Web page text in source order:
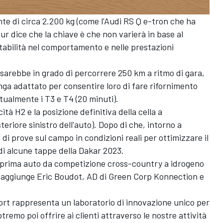
di circa 2.200 kg (come l'Audi RS Q e-tron che ha
dice che la chiave è che non varierà in base al
nel comportamento e nelle prestazioni
in grado di percorrere 250 km a ritmo di gara,
adattato per consentire loro di fare rifornimento
i T3 e T4 (20 minuti).
H2 e la posizione definitiva della cella a
sinistro dell'auto). Dopo di che, intorno a
prove sul campo in condizioni reali per ottimizzare il
tappe della Dakar 2023.
auto da competizione cross-country a idrogeno
Eric Boudot, AD di Green Corp Konnection e
rappresenta un laboratorio di innovazione unico per
poi offrire ai clienti attraverso le nostre attività